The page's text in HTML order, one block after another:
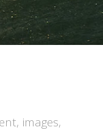
images,